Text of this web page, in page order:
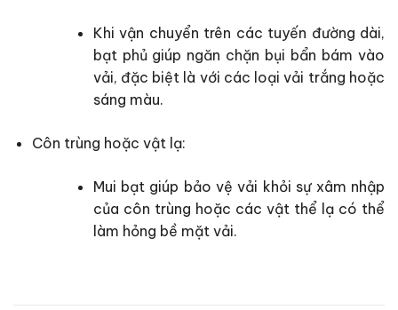
Khi vận chuyển trên các tuyến đường dài,
bạt phủ giúp ngăn chặn bụi bẩn bám vào
vải, đặc biệt là với các loại vải trắng hoặc
sáng màu.
Côn trùng hoặc vật lạ:
Mui bạt giúp bảo vệ vải khỏi sự xâm nhập
của côn trùng hoặc các vật thể lạ có thể
làm hỏng bề mặt vải.